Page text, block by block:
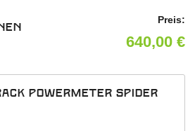
Preis:
640,00 €
Powermeter Spider